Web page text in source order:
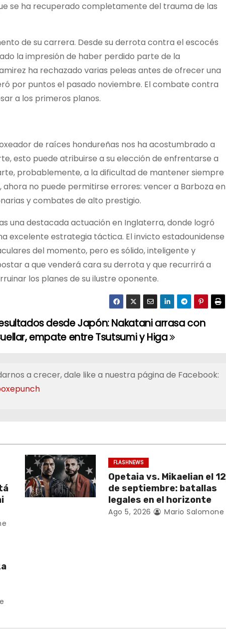
se ha recuperado completamente del trauma de las
de su carrera. Desde su derrota contra el escocés
la impresión de haber perdido parte de la
ha rechazado varias peleas antes de ofrecer una
por puntos el pasado noviembre. El combate contra
a los primeros planos.
de raíces hondureñas nos ha acostumbrado a
esto puede atribuirse a su elección de enfrentarse a
probablemente, a la dificultad de mantener siempre
no puede permitirse errores: vencer a Barboza en
y combates de alto prestigio.
una destacada actuación en Inglaterra, donde logró
excelente estrategia táctica. El invicto estadounidense
del momento, pero es sólido, inteligente y
a que venderá cara su derrota y que recurrirá a
los planes de su ilustre oponente.
desde Japón: Nakatani arrasa con
empate entre Tsutsumi y Higa
a crecer, dale like a nuestra página de Facebook:
FLASHNEWS
Opetaia vs. Mikaelian el 12
de septiembre: batallas
legales en el horizonte
Ago 5, 2026 Mario Salomone